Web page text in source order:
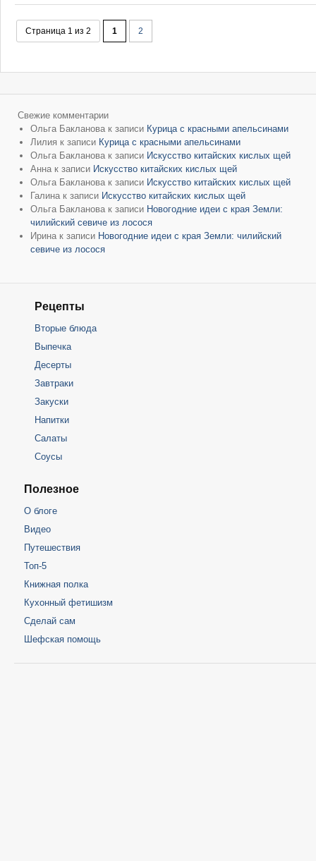
Страница 1 из 2 1 2
Свежие комментарии
Ольга Бакланова к записи Курица с красными апельсинами
Лилия к записи Курица с красными апельсинами
Ольга Бакланова к записи Искусство китайских кислых щей
Анна к записи Искусство китайских кислых щей
Ольга Бакланова к записи Искусство китайских кислых щей
Галина к записи Искусство китайских кислых щей
Ольга Бакланова к записи Новогодние идеи с края Земли:
чилийский севиче из лосося
Ирина к записи Новогодние идеи с края Земли: чилийский
севиче из лосося
Рецепты
Вторые блюда
Выпечка
Десерты
Завтраки
Закуски
Напитки
Салаты
Соусы
Полезное
О блоге
Видео
Путешествия
Топ-5
Книжная полка
Кухонный фетишизм
Сделай сам
Шефская помощь